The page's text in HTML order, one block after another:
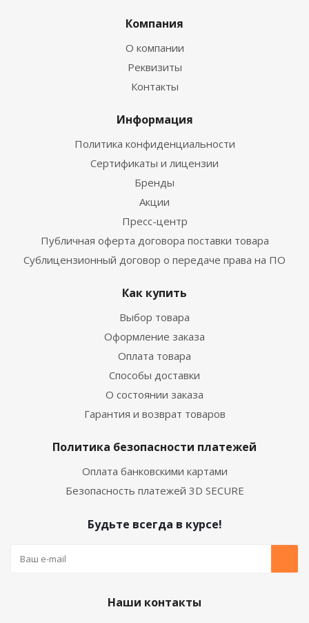
Компания
О компании
Реквизиты
Контакты
Информация
Политика конфиденциальности
Сертификаты и лицензии
Бренды
Акции
Пресс-центр
Публичная оферта договора поставки товара
Сублицензионный договор о передаче права на ПО
Как купить
Выбор товара
Оформление заказа
Оплата товара
Способы доставки
О состоянии заказа
Гарантия и возврат товаров
Политика безопасности платежей
Оплата банковскими картами
Безопасность платежей 3D SECURE
Будьте всегда в курсе!
Наши контакты